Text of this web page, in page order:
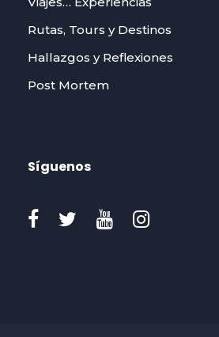
Rutas, Tours y Destinos
Hallazgos y Reflexiones
Post Mortem
Síguenos